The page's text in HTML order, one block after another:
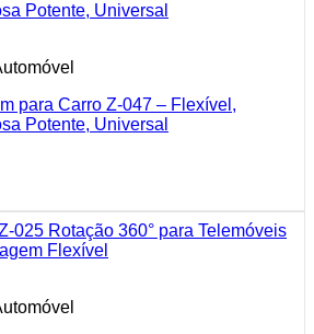
para Carro Z-047 – Flexível,
Potente, Universal